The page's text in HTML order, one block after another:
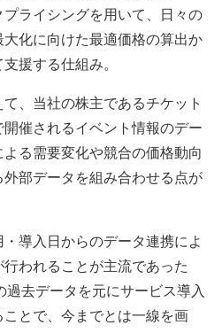
ライシングを用いて、日々の
化に向けた最適価格の算出か
援する仕組み。
、当社の株主であるチケット
催されるイベント情報のデー
る需要変化や競合の価格動向
部データを組み合わせる点が
導入日からのデータ連携によ
われることが主流であった
過去データを元にサービス導入
とで、今までとは一線を画